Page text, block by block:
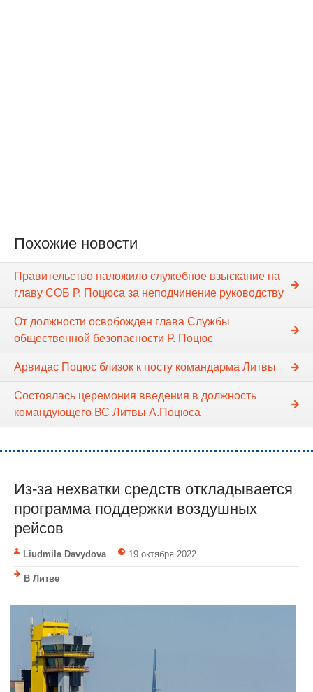
Похожие новости
Правительство наложило служебное взыскание на
главу СОБ Р. Поцюса за неподчинение руководству
От должности освобожден глава Службы
общественной безопасности Р. Поцюс
Арвидас Поцюс близок к посту командарма Литвы
Состоялась церемония введения в должность
командующего ВС Литвы А.Поцюса
Из-за нехватки средств откладывается
программа поддержки воздушных
рейсов
Liudmila Davydova 19 октября 2022
В Литве